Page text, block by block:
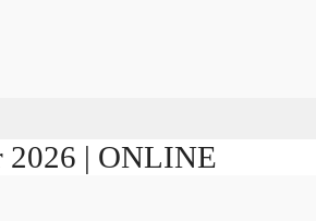
2026 | ONLINE